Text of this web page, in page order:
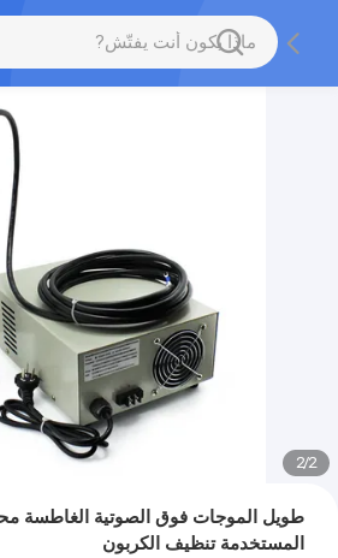
2
/
2
طويل الموجات فوق الصوتية الغاطسة
المستخدمة تنظيف الكربون